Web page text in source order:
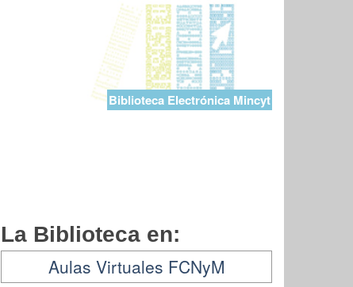
Biblioteca Electrónica Mincyt
La Biblioteca en:
Aulas Virtuales FCNyM